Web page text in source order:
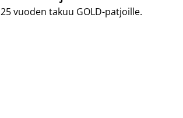
25 vuoden takuu GOLD-patjoille.